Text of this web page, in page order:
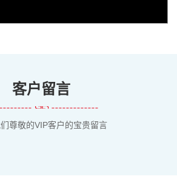
客户留言
尊敬的VIP客户的宝贵留言